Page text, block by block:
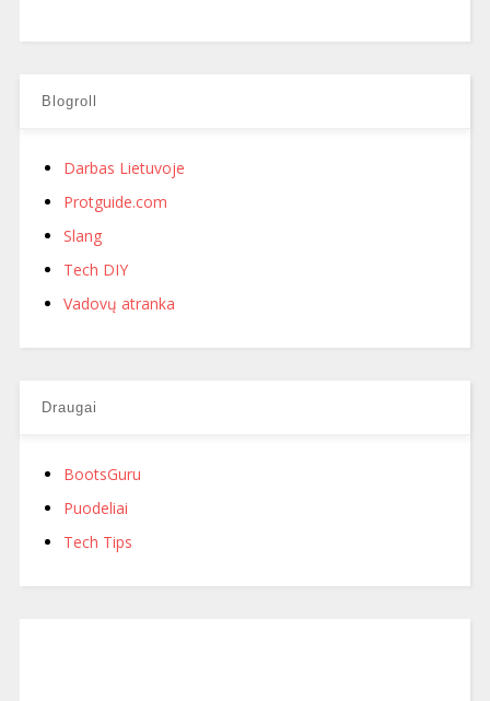
Blogroll
Darbas Lietuvoje
Protguide.com
Slang
Tech DIY
Vadovų atranka
Draugai
BootsGuru
Puodeliai
Tech Tips